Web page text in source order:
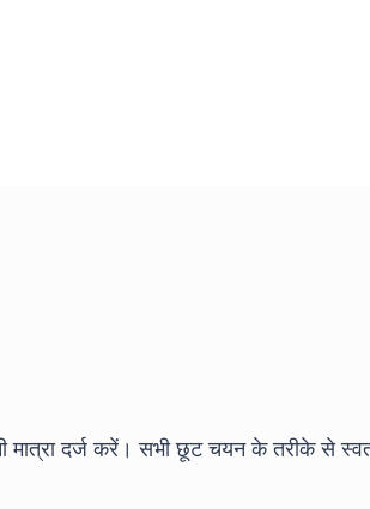
दर्ज करें। सभी छूट चयन के तरीके से